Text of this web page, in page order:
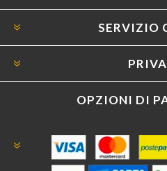
SERVIZIO
OPZIONI DI